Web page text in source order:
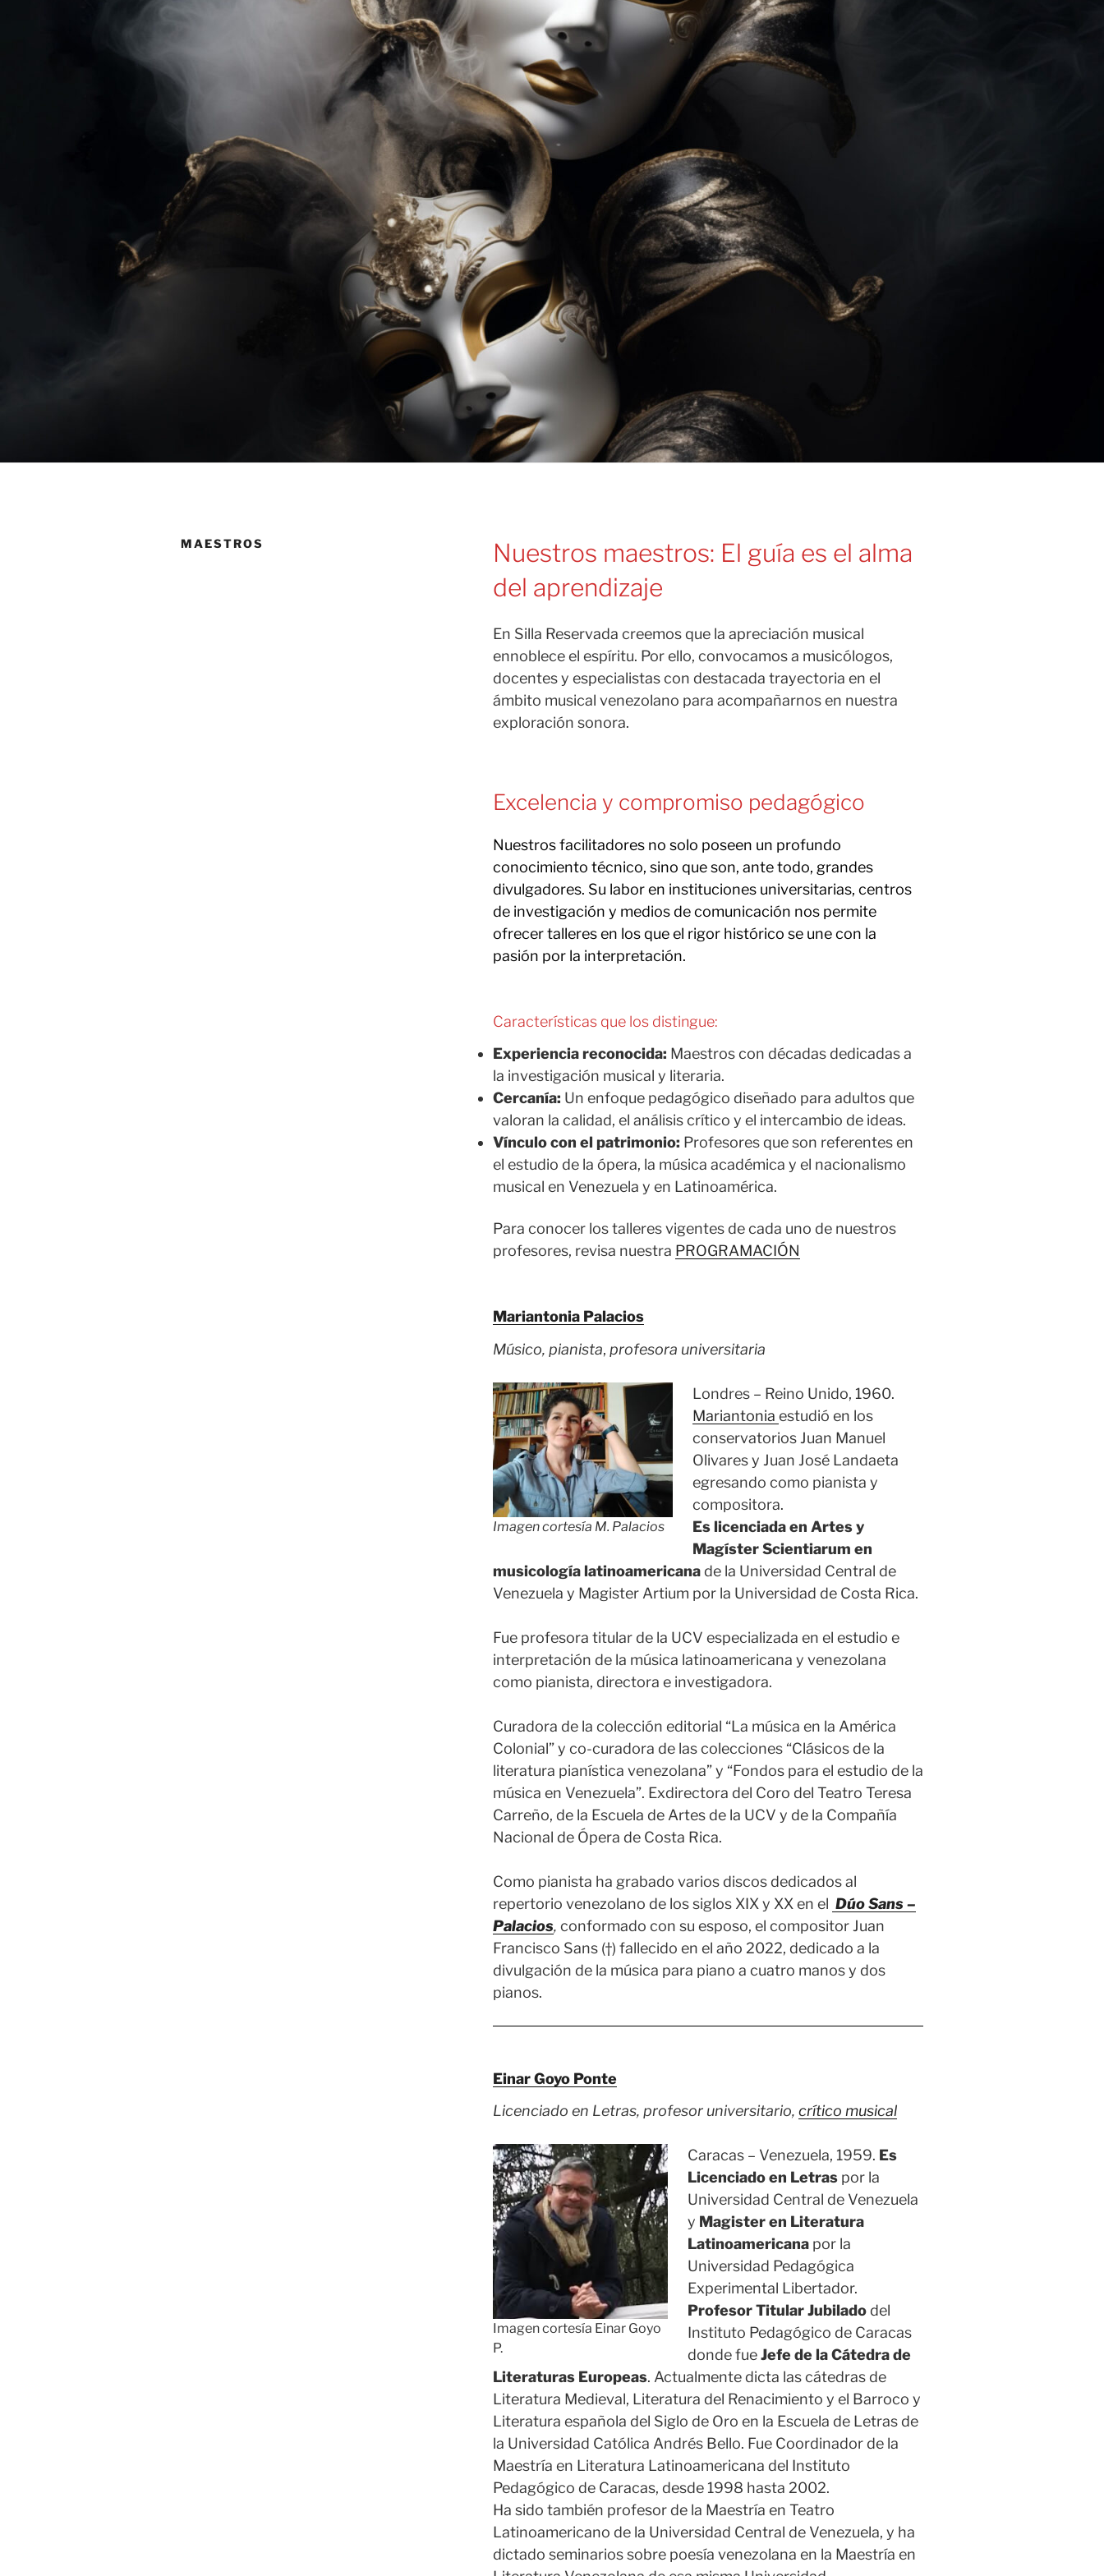
MAESTROS
Nuestros maestros: El guía es el alma
del aprendizaje
En Silla Reservada creemos que la apreciación musical
ennoblece el espíritu. Por ello, convocamos a musicólogos,
docentes y especialistas con destacada trayectoria en el
ámbito musical venezolano para acompañarnos en nuestra
exploración sonora.
Excelencia y compromiso pedagógico
Nuestros facilitadores no solo poseen un profundo
conocimiento técnico, sino que son, ante todo, grandes
divulgadores. Su labor en instituciones universitarias, centros
de investigación y medios de comunicación nos permite
ofrecer talleres en los que el rigor histórico se une con la
pasión por la interpretación.
Características que los distingue:
Experiencia reconocida: Maestros con décadas dedicadas a
la investigación musical y literaria.
Cercanía: Un enfoque pedagógico diseñado para adultos que
valoran la calidad, el análisis crítico y el intercambio de ideas.
Vínculo con el patrimonio: Profesores que son referentes en
el estudio de la ópera, la música académica y el nacionalismo
musical en Venezuela y en Latinoamérica.
Para conocer los talleres vigentes de cada uno de nuestros
profesores, revisa nuestra PROGRAMACIÓN
Mariantonia Palacios
Músico, pianista, profesora universitaria
Imagen cortesía M. Palacios
Londres – Reino Unido, 1960.
Mariantonia estudió en los
conservatorios Juan Manuel
Olivares y Juan José Landaeta
egresando como pianista y
compositora.
Es licenciada en Artes y
Magíster Scientiarum en
musicología latinoamericanade la Universidad Central de
Venezuela y Magister Artium por la Universidad de Costa Rica.
Fue profesora titular de la UCV especializada en el estudio e
interpretación de la música latinoamericana y venezolana
como pianista, directora e investigadora.
Curadora de la colección editorial “La música en la América
Colonial” y co-curadora de las colecciones “Clásicos de la
literatura pianística venezolana” y “Fondos para el estudio de la
música en Venezuela”. Exdirectora del Coro del Teatro Teresa
Carreño, de la Escuela de Artes de la UCV y de la Compañía
Nacional de Ópera de Costa Rica.
Como pianista ha grabado varios discos dedicados al
repertorio venezolano de los siglos XIX y XX en el Dúo Sans –
Palacios, conformado con su esposo, el compositor Juan
Francisco Sans (†) fallecido en el año 2022, dedicado a la
divulgación de la música para piano a cuatro manos y dos
pianos.
Einar Goyo Ponte
Licenciado en Letras, profesor universitario, crítico musical
Imagen cortesía Einar Goyo
P.
Caracas – Venezuela, 1959. Es
Licenciado en Letras por la
Universidad Central de Venezuela
y Magister en Literatura
Latinoamericanapor la
Universidad Pedagógica
Experimental Libertador.
Profesor Titular Jubiladodel
Instituto Pedagógico de Caracas
donde fueJefe de la Cátedra de
Literaturas Europeas. Actualmente dicta las cátedras de
Literatura Medieval, Literatura del Renacimiento y el Barroco y
Literatura española del Siglo de Oro en la Escuela de Letras de
la Universidad Católica Andrés Bello. Fue Coordinador de la
Maestría en Literatura Latinoamericana del Instituto
Pedagógico de Caracas, desde 1998 hasta 2002.
Ha sido también profesor de la Maestría en Teatro
Latinoamericano de la Universidad Central de Venezuela, y ha
dictado seminarios sobre poesía venezolana en la Maestría en